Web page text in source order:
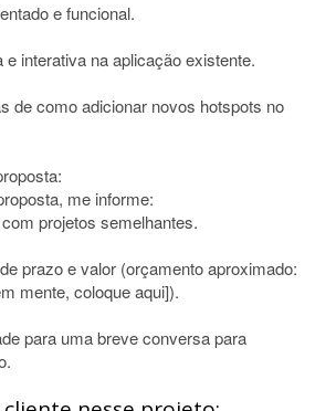
e funcional.
e interativa na aplicação existente.
de como adicionar novos hotspots no
me informe:
projetos semelhantes.
prazo e valor (orçamento aproximado:
mente, coloque aqui]).
para uma breve conversa para